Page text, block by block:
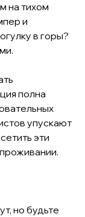
на тихом
и
в горы?
полна
упускают
эти
но будьте